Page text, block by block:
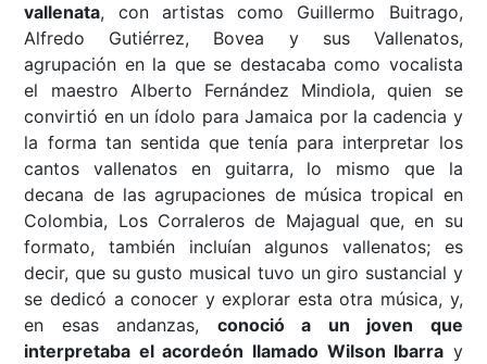
vallenata, con artistas como Guillermo Buitrago,
Alfredo Gutiérrez, Bovea y sus Vallenatos,
agrupación en la que se destacaba como vocalista
el maestro Alberto Fernández Mindiola, quien se
convirtió en un ídolo para Jamaica por la cadencia y
la forma tan sentida que tenía para interpretar los
cantos vallenatos en guitarra, lo mismo que la
decana de las agrupaciones de música tropical en
Colombia, Los Corraleros de Majagual que, en su
formato, también incluían algunos vallenatos; es
decir, que su gusto musical tuvo un giro sustancial y
se dedicó a conocer y explorar esta otra música, y,
en esas andanzas, conoció a un joven que
interpretaba el acordeón llamado Wilson Ibarra y